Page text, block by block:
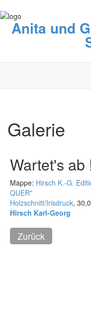
Anita und
Galerie
Wartet's ab
Mappe: Hirsch K.-G.
QUER"
Holzschnitt/Irisdruck,
Hirsch Karl-Georg